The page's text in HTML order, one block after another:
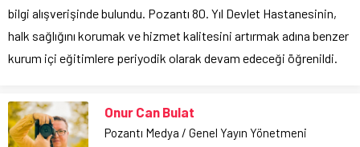
bilgi alışverişinde bulundu. Pozantı 80. Yıl Devlet Hastanesinin,
halk sağlığını korumak ve hizmet kalitesini artırmak adına benzer
kurum içi eğitimlere periyodik olarak devam edeceği öğrenildi.
Onur Can Bulat
Pozantı Medya / Genel Yayın Yönetmeni